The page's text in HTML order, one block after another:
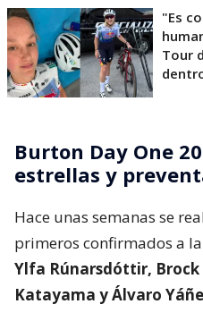
"Es
Tour
Burton Day One
estrellas y
Hace unas semanas se
primeros confirmados a
Ylfa Rúnarsdóttir, Brock
Katayama y Álvaro